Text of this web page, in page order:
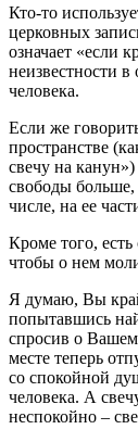
Кто-то
церковных
означает «если
неизвестности
человека.
Если же
пространстве
свечу на
свободы
числе, на ее
Кроме того, есть
чтобы о нем
Я думаю, Вы
попытавшись
спросив о
месте теперь
со спокойной
человека. А
неспокойно –